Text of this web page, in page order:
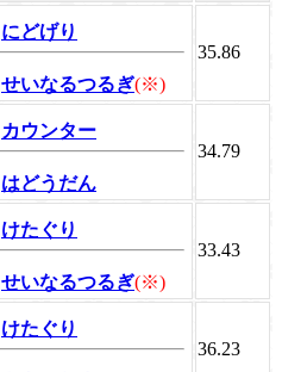
にどげり
せいなるつるぎ(※)
35.86
カウンター
はどうだん
34.79
けたぐり
せいなるつるぎ(※)
33.43
けたぐり
36.23